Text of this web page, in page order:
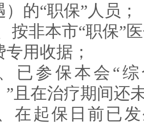
）的“职保”人员；
按非本市“职保”
专用收据；
已参保本会“
” 且在治疗期间还
在起保日前已